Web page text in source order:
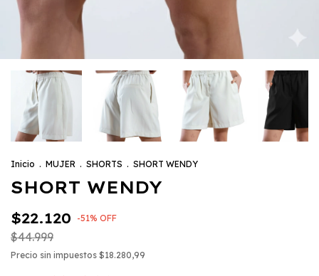
Inicio . MUJER . SHORTS . SHORT WENDY
SHORT WENDY
$22.120 -51% OFF
$44.999
Precio sin impuestos $18.280,99